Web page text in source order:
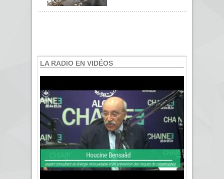
LA RADIO EN VIDÉOS